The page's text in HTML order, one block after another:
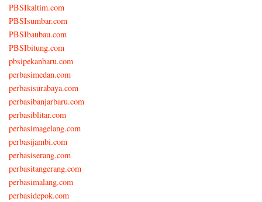
PBSIkaltim.com
PBSIsumbar.com
PBSIbaubau.com
PBSIbitung.com
pbsipekanbaru.com
perbasimedan.com
perbasisurabaya.com
perbasibanjarbaru.com
perbasiblitar.com
perbasimagelang.com
perbasijambi.com
perbasiserang.com
perbasitangerang.com
perbasimalang.com
perbasidepok.com